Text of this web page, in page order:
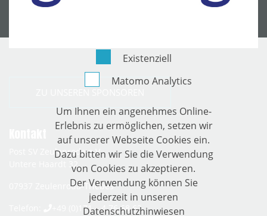
Post SV Zeulenroda e.V.
Zeulenroda-Triebes
+49 (0)171 – 4 76 68 62
Existenziell
Matomo Analytics
Um Ihnen ein angenehmes Online-
Erlebnis zu ermöglichen, setzen wir
auf unserer Webseite Cookies ein.
Dazu bitten wir Sie die Verwendung
von Cookies zu akzeptieren.
Der Verwendung können Sie
jederzeit in unseren
Datenschutzhinwiesen